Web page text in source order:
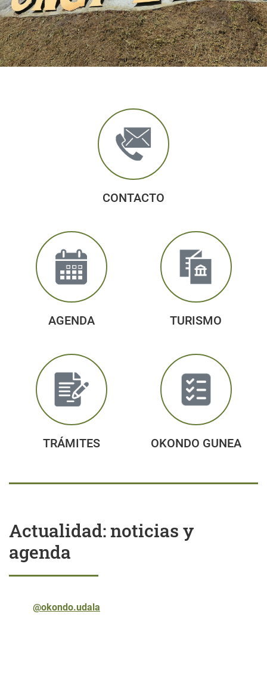
CONTACTO
AGENDA TURISMO
TRÁMITES OKONDO GUNEA
Actualidad: noticias y
agenda
@okondo.udala